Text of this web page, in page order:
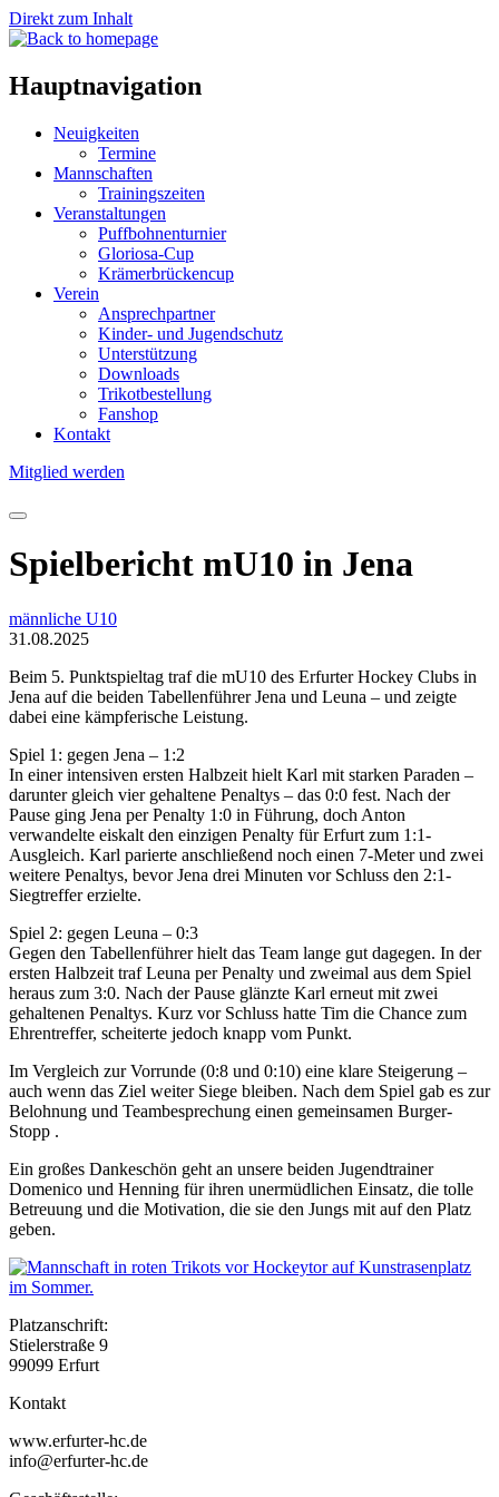
Direkt zum Inhalt
Hauptnavigation
Neuigkeiten
Termine
Mannschaften
Trainingszeiten
Veranstaltungen
Puffbohnenturnier
Gloriosa-Cup
Krämerbrückencup
Verein
Ansprechpartner
Kinder- und Jugendschutz
Unterstützung
Downloads
Trikotbestellung
Fanshop
Kontakt
Mitglied werden
Spielbericht mU10 in Jena
männliche U10
31.08.2025
Beim 5. Punktspieltag traf die mU10 des Erfurter Hockey Clubs in
Jena auf die beiden Tabellenführer Jena und Leuna – und zeigte
dabei eine kämpferische Leistung.
Spiel 1: gegen Jena – 1:2
In einer intensiven ersten Halbzeit hielt Karl mit starken Paraden –
darunter gleich vier gehaltene Penaltys – das 0:0 fest. Nach der
Pause ging Jena per Penalty 1:0 in Führung, doch Anton
verwandelte eiskalt den einzigen Penalty für Erfurt zum 1:1-
Ausgleich. Karl parierte anschließend noch einen 7-Meter und zwei
weitere Penaltys, bevor Jena drei Minuten vor Schluss den 2:1-
Siegtreffer erzielte.
Spiel 2: gegen Leuna – 0:3
Gegen den Tabellenführer hielt das Team lange gut dagegen. In der
ersten Halbzeit traf Leuna per Penalty und zweimal aus dem Spiel
heraus zum 3:0. Nach der Pause glänzte Karl erneut mit zwei
gehaltenen Penaltys. Kurz vor Schluss hatte Tim die Chance zum
Ehrentreffer, scheiterte jedoch knapp vom Punkt.
Im Vergleich zur Vorrunde (0:8 und 0:10) eine klare Steigerung –
auch wenn das Ziel weiter Siege bleiben. Nach dem Spiel gab es zur
Belohnung und Teambesprechung einen gemeinsamen Burger-
Stopp .
Ein großes Dankeschön geht an unsere beiden Jugendtrainer
Domenico und Henning für ihren unermüdlichen Einsatz, die tolle
Betreuung und die Motivation, die sie den Jungs mit auf den Platz
geben.
Platzanschrift:
Stielerstraße 9
99099 Erfurt
Kontakt
www.erfurter-hc.de
info@erfurter-hc.de